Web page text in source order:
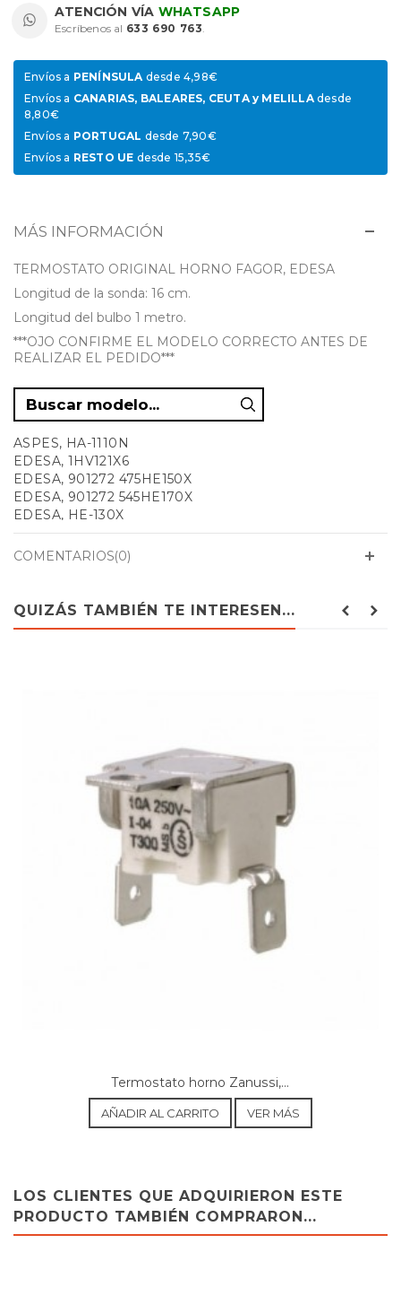
ATENCIÓN VÍA WHATSAPP
Escríbenos al 633 690 763.
Envíos a PENÍNSULAdesde 4,98€
Envíos a CANARIAS, BALEARES, CEUTA y MELILLAdesde
8,80€
Envíos a PORTUGAL desde 7,90€
Envíos a RESTO UE desde 15,35€
MÁS INFORMACIÓN
TERMOSTATO ORIGINAL HORNO FAGOR, EDESA
Longitud de la sonda: 16 cm.
Longitud del bulbo 1 metro.
***OJO CONFIRME EL MODELO CORRECTO ANTES DE
REALIZAR EL PEDIDO***
ASPES, HA-1110N
EDESA, 1HV121X6
EDESA, 901272 475HE150X
EDESA, 901272 545HE170X
EDESA, HE-130X
EDESA, HE-170X
EDESA, HE150B
EDESA, HE170B
EDESA, HE170X 901272545
FAGOR, 5H-185X
FAGOR, 5H-196X
FAGOR, 5H185N 901015039
FAGOR, 6H-114AX
FAGOR, 6H-185A X
FAGOR, 6H-185AX
FAGOR, 6H-196X
COMENTARIOS(0)
QUIZÁS TAMBIÉN TE INTERESEN...
Termostato horno Zanussi,...
AÑADIR AL CARRITO VER MÁS
LOS CLIENTES QUE ADQUIRIERON ESTE
PRODUCTO TAMBIÉN COMPRARON...